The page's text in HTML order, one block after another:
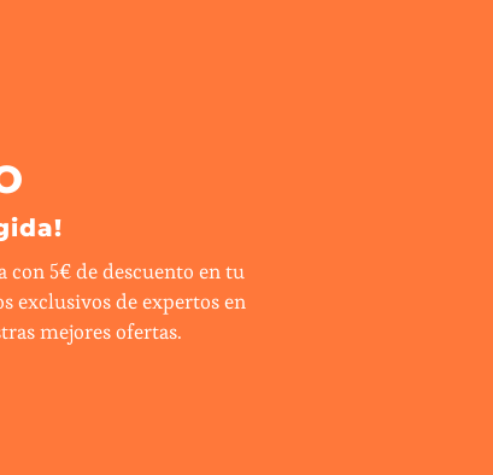
5€ de descuento en tu
exclusivos de expertos en
mejores ofertas.